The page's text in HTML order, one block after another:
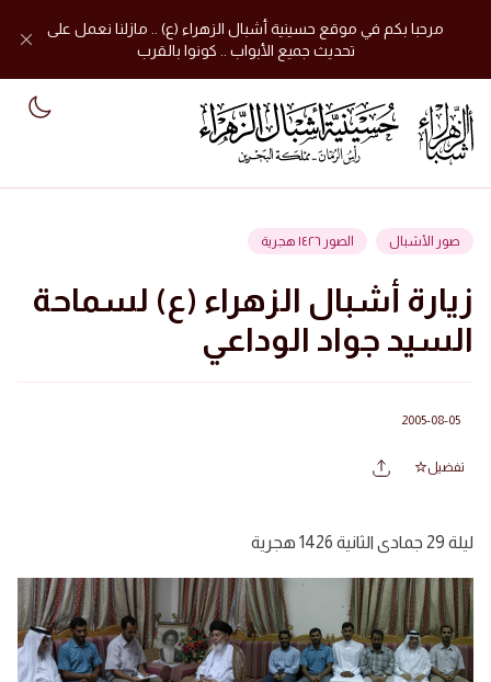
مرحبا بكم في موقع حسينية أشبال الزهراء (ع) .. مازلنا نعمل على
تحديث جميع الأبواب .. كونوا بالقرب
صور الأشبال الصور ١٤٢٦ هجرية
زيارة أشبال الزهراء (ع) لسماحة
السيد جواد الوداعي
2005-08-05
تفضيل
ليلة 29 جمادى الثانية 1426 هجرية